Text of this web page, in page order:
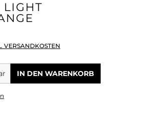
VERSANDKOSTEN
Gib den gewünschten
IN DEN WARENKORB